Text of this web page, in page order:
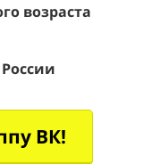
возраста
ВК!